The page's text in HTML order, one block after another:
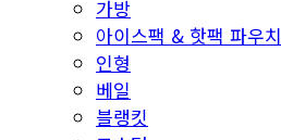
가방
아이스팩 & 핫팩 파우치
인형
베일
블랭킷